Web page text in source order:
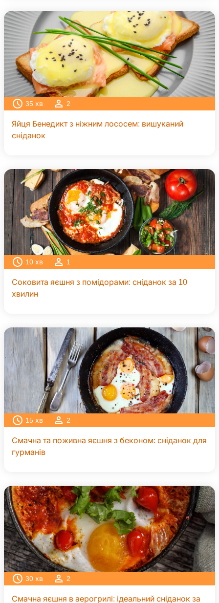
35 хв 2
Яйця Бенедикт з ніжним лососем: вишуканий
сніданок
10 хв 1
Соковита яєшня з помідорами: сніданок за 10
хвилин
15 хв 2
Смачна та поживна яєшня з беконом: сніданок для
гурманів
30 хв 2
Смачна яєшня в аерогрилі: ідеальний сніданок за